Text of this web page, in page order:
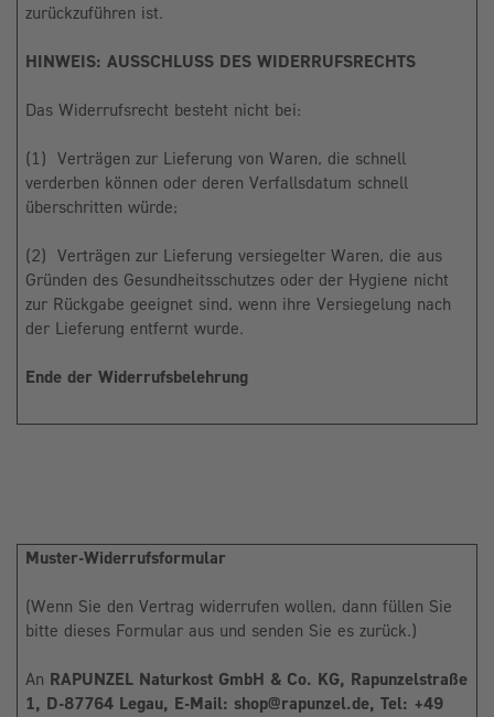
zurückzuführen ist.
HINWEIS: AUSSCHLUSS DES WIDERRUFSRECHTS
Das Widerrufsrecht besteht nicht bei:
(1) Verträgen zur Lieferung von Waren, die schnell
verderben können oder deren Verfallsdatum schnell
überschritten würde;
(2) Verträgen zur Lieferung versiegelter Waren, die aus
Gründen des Gesundheitsschutzes oder der Hygiene nicht
zur Rückgabe geeignet sind, wenn ihre Versiegelung nach
der Lieferung entfernt wurde.
Ende der Widerrufsbelehrung
Muster-Widerrufsformular
(Wenn Sie den Vertrag widerrufen wollen, dann füllen Sie
bitte dieses Formular aus und senden Sie es zurück.)
An RAPUNZEL Naturkost GmbH & Co. KG, Rapunzelstraße
1, D-87764 Legau, E-Mail: shop@rapunzel.de, Tel: +49